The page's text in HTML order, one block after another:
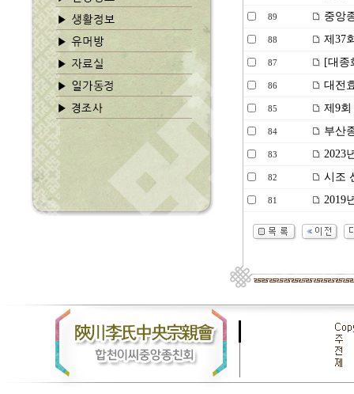
89 중앙
88 제37
87 [대종
86 대전
85 제9
84 부산
83 2023
82 시조
81 2019